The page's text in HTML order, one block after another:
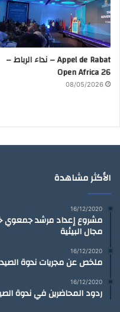
Appel de Rabat – نداء الرباط –
Open Africa 26
08/05/2026
الأكثر مشاهدة
16/12/2020
مشروع إعداد مرشد جمعوي
مجال البيئية
16/12/2020
ملخص عن مجريات ندوة الصيد
16/12/2020
ردود المحاضرين في ندوة